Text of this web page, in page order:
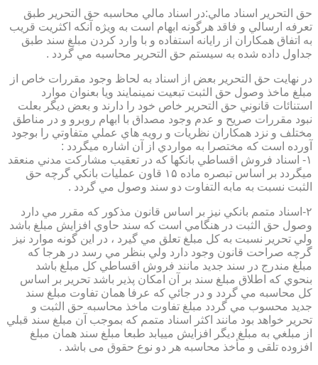
حق التحرير اسناد مالي:در اسناد مالي محاسبه حق التحرير طبق
تعرفه ارسالي و فاقد هرگونه ابهام است به ويژه آنكه اكثريت قريب
به اتفاق همكاران از رايانه استفاده و با وارد كردن مبلغ سند طبق
جداول داده شده به سيستم حق التحرير محاسبه مي گردد .
در نهايت حق التحرير بعض از اسناد به لحاظ وجود مقررات خاص از
مبلغ ماخذ وصول حق الثبت تبعيت نمينمايند ويا بعنوان موارد
استنائات قانوني حق التحرير خاص خود را دارند و بعض ديگر بعلت
نبود مقررات صريح و عدم وجود مصداق با ابهام روبرو و در مناطق
مختلف و نزد همكاران نظريات و رويه هاي عملي متفاوتي را بوجود
آورده است كه مختصرا به مواردي از آن اشاره ميگردد :
۱- اسناد فروش اقساطي بانكها كه در تعقيب مشاركت مدني منعقد
ميگردد بر اساس تبصره ماده ۱۵ قاون عمليات بانكي گرچه حق
الثبت نسبت به مابه التفاوت دو سند وصول مي گردد .
۲-اسناد متمم بانكي نيز بر اساس قانون مذكور كه مقرر مي دارد
وصول حق الثبت در هنگامي است كه سند حاوي افزايش مبلغ باشد
ولي تحرير نسبت به كل مبلغ تعلق مي گيرد ، در اين گونه موارد نيز
گرچه صراحت قانون وجود دارد ولي بنظر مي رسد در هرجا كه
مبلغ مندرج در سند جديد مانند فروش اقساطي كل مبلغ باشد
بنحوي كه اطلاق مبلغ سند بر آن امكان پذير باشد تحرير بر اساس
كل محاسبه مي گردد و در جائي كه عرفا همان تفاوت مبلغ سند
جديد محسوب مي گردد مبلغ تفاوت ماخذ محاسبه حق الثبت و
تحرير خواهد بود مانند اكثر اسناد متمم كه بموجب آن مبلغ سند قبلي
از مبلغي به مبلغ ديگر افزايش مييابد طبعا مبلغ سند همان مبلغ
افزوده تلقی و مأخذ محاسبه هر دو نوع حقوق می باشد .